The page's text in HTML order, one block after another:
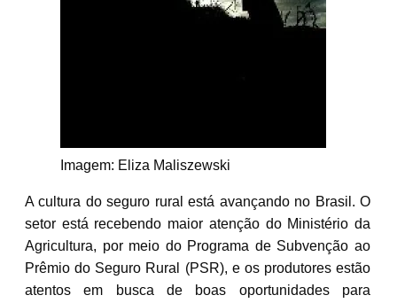
Imagem: Eliza Maliszewski
A cultura do seguro rural está avançando no Brasil. O
setor está recebendo maior atenção do Ministério da
Agricultura, por meio do Programa de Subvenção ao
Prêmio do Seguro Rural (PSR), e os produtores estão
atentos em busca de boas oportunidades para